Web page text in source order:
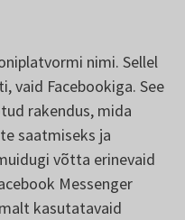
nimi. Sellel
vaid Facebookiga. See
rakendus, mida
saatmiseks ja
võtta erinevaid
Messenger
kasutatavaid